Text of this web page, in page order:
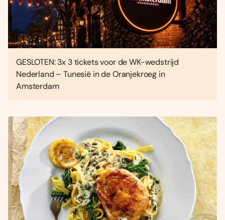
GESLOTEN: 3x 3 tickets voor de WK-wedstrijd
Nederland – Tunesië in de Oranjekroeg in
Amsterdam